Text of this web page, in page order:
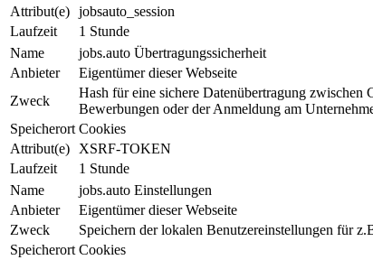
Attribut(e) jobsauto_session
Laufzeit
1 Stunde
Name
jobs.auto Übertragungssicherheit
Anbieter
Eigentümer dieser Webseite
Zweck
Hash für eine sichere Da­ten­über­tra­gung
Bewerbungen oder der An­mel­dung am
Speicherort Cookies
Attribut(e)
XSRF-TOKEN
Laufzeit
1 Stunde
Name
jobs.auto Einstellungen
Anbieter
Eigentümer dieser Webseite
Zweck
Speichern der lokalen Be­nut­zer­ein­stel­lun­gen für
Speicherort Cookies